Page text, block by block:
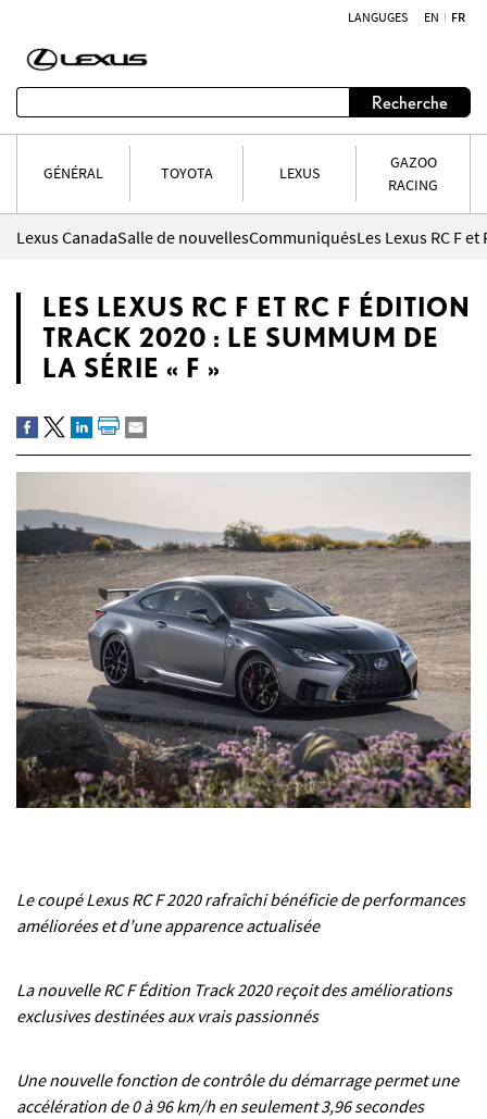
LANGUGES EN FR
Recherche
GÉNÉRAL TOYOTA LEXUS
GAZOO
RACING
Lexus CanadaSalle de nouvellesCommuniqués
LES LEXUS RC F ET RC F ÉDITION
TRACK 2020 : LE SUMMUM DE
LA SÉRIE « F »
Le coupé Lexus RC F 2020 rafraîchi bénéficie de performances
améliorées et d’une apparence actualisée
La nouvelle RC F Édition Track 2020 reçoit des améliorations
exclusives destinées aux vrais passionnés
Une nouvelle fonction de contrôle du démarrage permet une
accélération de 0 à 96 km/h en seulement 3,96 secondes